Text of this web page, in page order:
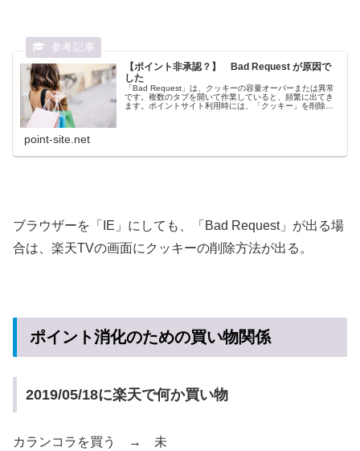
【ポイント非承認？】 Bad Request が原因で
した
「Bad Request」は、クッキーの容量オーバーまたは異常
です。複数のタブを開いて作業していると、頻繁に出てき
ます。ポイントサイト利用時には、「クッキー」を削除し
point-site.net
ブラウザーを「IE」にしても、「Bad Request」が出る場
合は、楽天TVの画面にクッキーの削除方法が出る。
ポイント消化のための買い物関係
2019/05/18に楽天で何か買い物
カランコラを買う → 未